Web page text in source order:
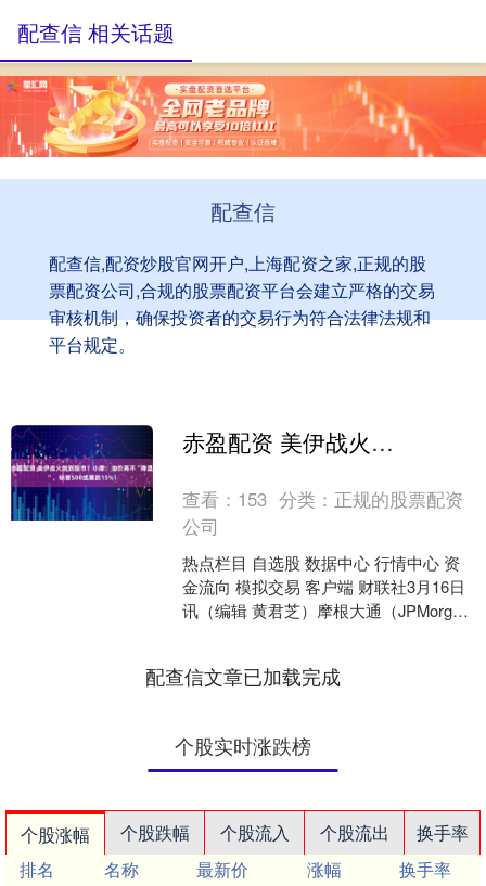
配查信
配查信,配资炒股官网开户,上海配资之家,正规的股
票配资公司,合规的股票配资平台会建立严格的交易
审核机制，确保投资者的交易行为符合法律法规和
平台规定。
配查信 相关话题
赤盈配资 美伊战火烧到股市？小摩：油价再不“降温”，标普500或暴跌15%！
查看： 153 分类： 正规的股票配资
公司
热点栏目 自选股 数据中心 行情中心 资
金流向 模拟交易 客户端 财联社3月16日
讯（编辑 黄君芝）摩根大通（JPMorgan
配查信文章已加载完成
个股实时涨跌榜
个股涨幅 个股跌幅 个股流入 个股流出
换手率
排名
名称 最新价 涨幅
换手率